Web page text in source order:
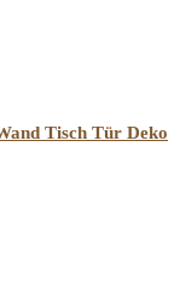
Tisch Tür Deko